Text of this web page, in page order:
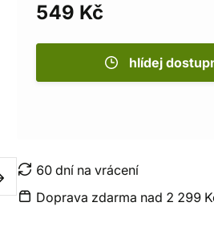
549 Kč
hlídej
60 dní na vrácení
Doprava zdarma nad 2 299